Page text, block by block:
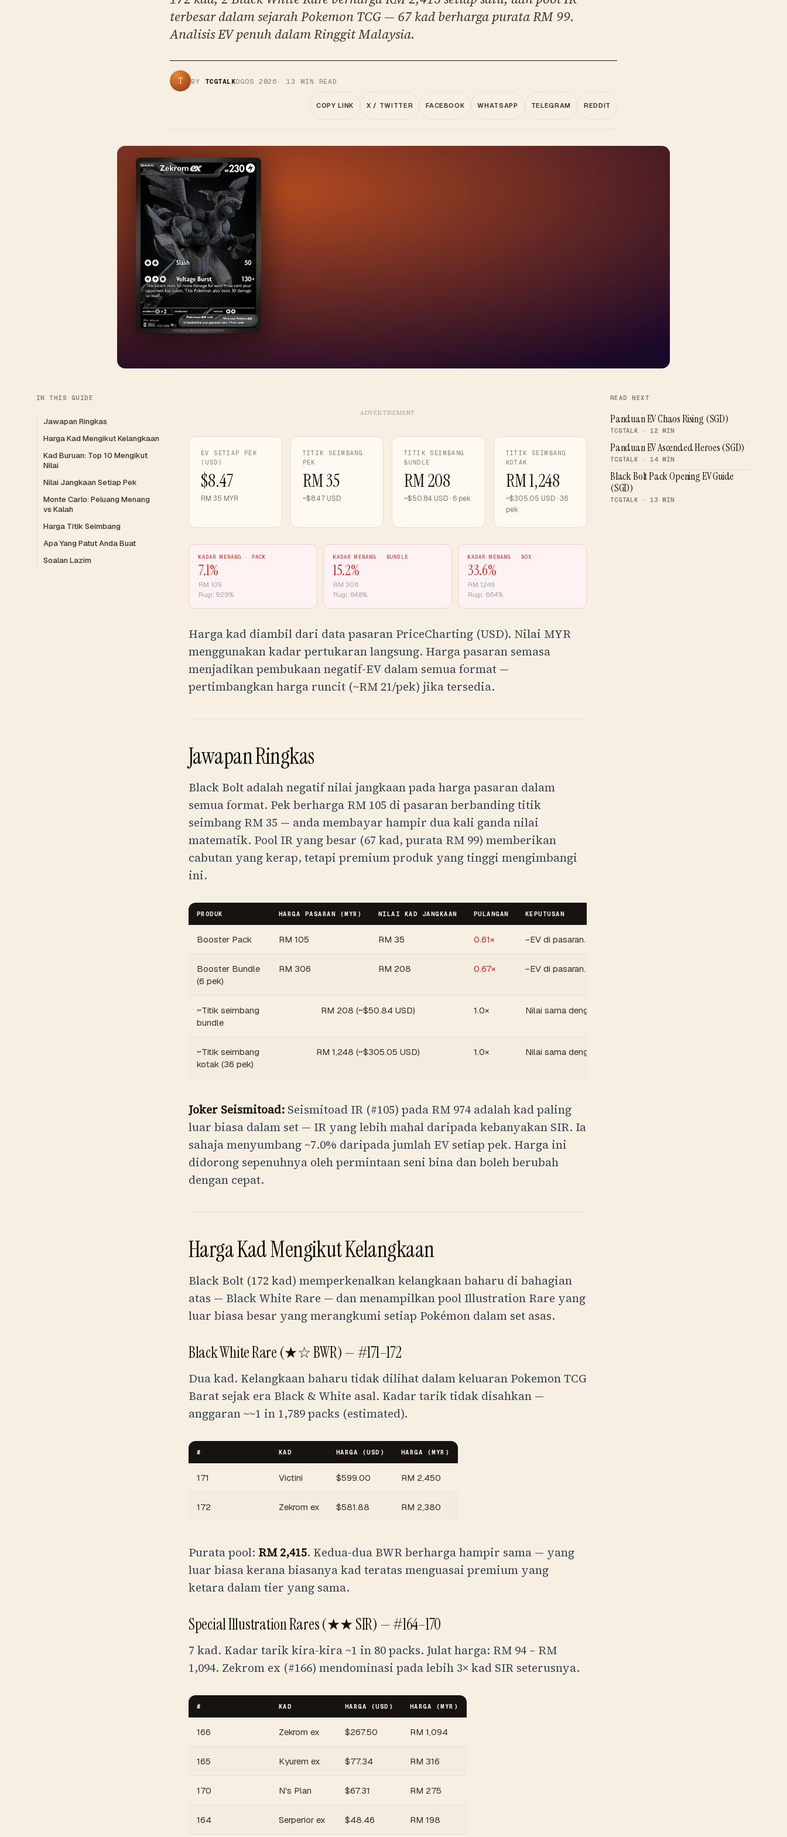
terbesar dalam sejarah Pokemon TCG — 67 kad berharga purata RM 99.
Analisis EV penuh dalam Ringgit Malaysia.
T BY TCGTALKOGOS 2026 ·13 MIN READ
COPY LINK X / TWITTER FACEBOOK WHATSAPP TELEGRAM REDDIT
IN THIS GUIDE
Jawapan Ringkas
Harga Kad Mengikut Kelangkaan
Kad Buruan: Top 10 Mengikut
Nilai
Nilai Jangkaan Setiap Pek
Monte Carlo: Peluang Menang
vs Kalah
Harga Titik Seimbang
Apa Yang Patut Anda Buat
Soalan Lazim
ADVERTISEMENT
EV SETIAP PEK
(USD)
$8.47
RM 35 MYR
TITIK SEIMBANG
PEK
RM 35
~$8.47 USD
TITIK SEIMBANG
BUNDLE
RM 208
~$50.84 USD · 6 pek
TITIK SEIMBANG
KOTAK
RM 1,248
~$305.05 USD · 36
pek
KADAR MENANG · PACK
7.1%
RM 105
Rugi: 92.9%
KADAR MENANG · BUNDLE
15.2%
RM 306
Rugi: 84.8%
KADAR MENANG · BOX
33.6%
RM 1,248
Rugi: 66.4%
Harga kad diambil dari data pasaran PriceCharting (USD). Nilai MYR
menggunakan kadar pertukaran langsung. Harga pasaran semasa
menjadikan pembukaan negatif-EV dalam semua format —
pertimbangkan harga runcit (~RM 21/pek) jika tersedia.
Jawapan Ringkas
Black Bolt adalah negatif nilai jangkaan pada harga pasaran dalam
semua format. Pek berharga RM 105 di pasaran berbanding titik
seimbang RM 35 — anda membayar hampir dua kali ganda nilai
matematik. Pool IR yang besar (67 kad, purata RM 99) memberikan
cabutan yang kerap, tetapi premium produk yang tinggi mengimbangi
ini.
PRODUK HARGA PASARAN (MYR ) NILAI KAD JANGKAAN PULANGAN KEPUTUSAN
Booster Pack RM 105 RM 35 0.61× −EV di pasaran.
Booster Bundle
(6 pek)
RM 306 RM 208 0.67× −EV di pasaran.
~Titik seimbang
bundle
RM 208 (~$50.84 USD) 1.0× Nilai sama dengan kos.
~Titik seimbang
kotak (36 pek)
RM 1,248 (~$305.05 USD) 1.0× Nilai sama dengan kos.
Joker Seismitoad: Seismitoad IR (#105) pada RM 974 adalah kad paling
luar biasa dalam set — IR yang lebih mahal daripada kebanyakan SIR. Ia
sahaja menyumbang ~7.0% daripada jumlah EV setiap pek. Harga ini
didorong sepenuhnya oleh permintaan seni bina dan boleh berubah
dengan cepat.
Harga Kad Mengikut Kelangkaan
Black Bolt (172 kad) memperkenalkan kelangkaan baharu di bahagian
atas — Black White Rare — dan menampilkan pool Illustration Rare yang
luar biasa besar yang merangkumi setiap Pokémon dalam set asas.
Black White Rare (★☆ BWR) — #171–172
Dua kad. Kelangkaan baharu tidak dilihat dalam keluaran Pokemon TCG
Barat sejak era Black & White asal. Kadar tarik tidak disahkan —
anggaran ~~1 in 1,789 packs (estimated).
# KAD HARGA (USD) HARGA (MYR )
171 Victini $599.00 RM 2,450
172 Zekrom ex $581.88 RM 2,380
Purata pool: RM 2,415. Kedua-dua BWR berharga hampir sama — yang
luar biasa kerana biasanya kad teratas menguasai premium yang
ketara dalam tier yang sama.
Special Illustration Rares (★★ SIR) — #164–170
7 kad. Kadar tarik kira-kira ~1 in 80 packs. Julat harga: RM 94 – RM
1,094. Zekrom ex (#166) mendominasi pada lebih 3× kad SIR seterusnya.
# KAD HARGA (USD) HARGA (MYR )
166 Zekrom ex $267.50 RM 1,094
165 Kyurem ex $77.34 RM 316
170 N's Plan $67.31 RM 275
164 Serperior ex $48.46 RM 198
READ NEXT
Panduan EV Chaos Rising (SGD)
TCGTALK · 12 MIN
Panduan EV Ascended Heroes (SGD)
TCGTALK · 14 MIN
Black Bolt Pack Opening EV Guide
(SGD)
TCGTALK · 13 MIN